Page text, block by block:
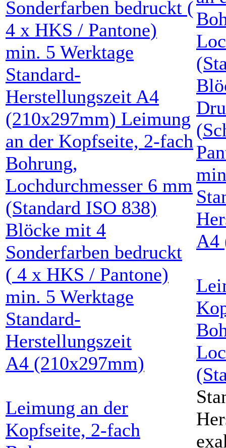
Blöcke mit 4
Sonderfarben bedruckt
( 4 x HKS / Pantone)
min. 5 Werktage
Standard-
Herstellungszeit
A4 (210x297mm)
Leimung an der
Kopfseite, 2-fach
(
A4